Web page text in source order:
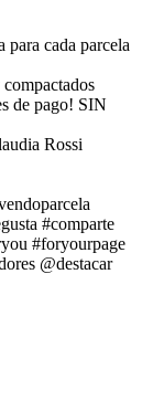
para cada parcela
de pago! SIN
Rossi
#comparte
#foryourpage
@destacar